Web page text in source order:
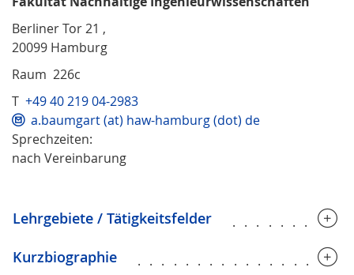
Berliner Tor 21 ,
20099 Hamburg
Raum 226c
T +49 40 219 04-2983
a.baumgart (at) haw-hamburg (dot) de
Sprechzeiten:
nach Vereinbarung
Lehrgebiete / Tätigkeitsfelder
Kurzbiographie